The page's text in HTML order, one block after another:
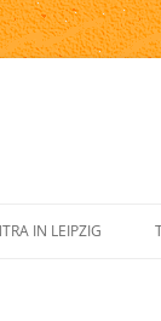
IN LEIPZIG